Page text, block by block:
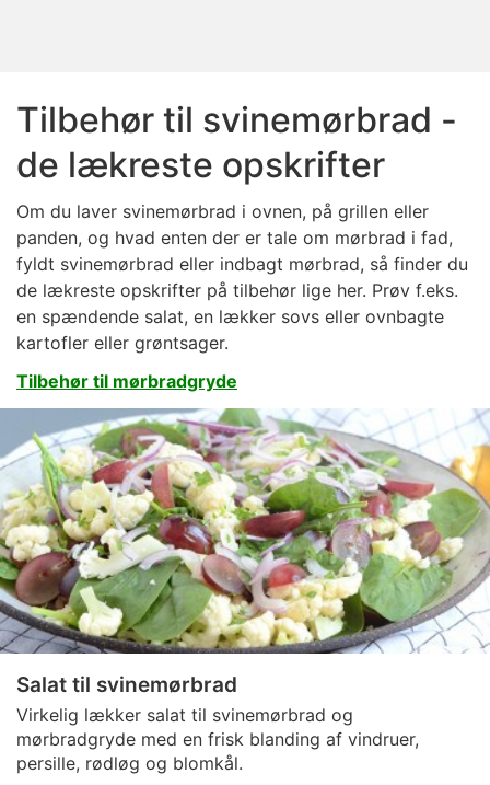
Tilbehør til svinemørbrad -
de lækreste opskrifter
Om du laver svinemørbrad i ovnen, på grillen eller
panden, og hvad enten der er tale om mørbrad i fad,
fyldt svinemørbrad eller indbagt mørbrad, så finder du
de lækreste opskrifter på tilbehør lige her. Prøv f.eks.
en spændende salat, en lækker sovs eller ovnbagte
kartofler eller grøntsager.
Tilbehør til mørbradgryde
Salat til svinemørbrad
Virkelig lækker salat til svinemørbrad og
mørbradgryde med en frisk blanding af vindruer,
persille, rødløg og blomkål.